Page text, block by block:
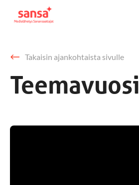
Takaisin ajankohtaista sivulle
Teemavuosi